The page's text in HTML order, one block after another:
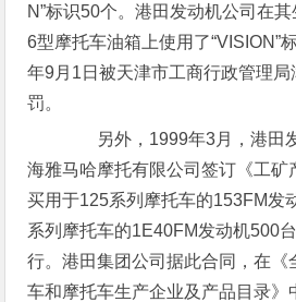
N”标识50个。港田发动机公司在
6型摩托车油箱上使用了“VISION”
年9月1日被天津市工商行政管理
罚。
另外，1999年3月，港田
海雅马哈摩托有限公司签订《工矿
买用于125系列摩托车的153FM发
系列摩托车的1E40FM发动机500
行。港田集团公司据此合同，在《
车和摩托车生产企业及产品目录》